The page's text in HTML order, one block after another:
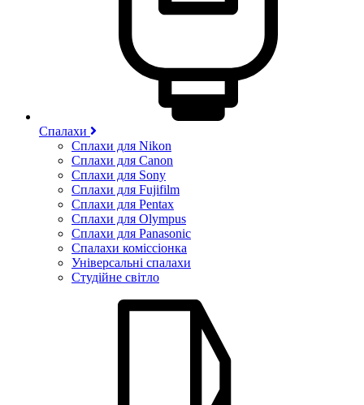
Спалахи
Сплахи для Nikon
Сплахи для Canon
Сплахи для Sony
Сплахи для Fujifilm
Сплахи для Pentax
Сплахи для Olympus
Сплахи для Panasonic
Спалахи коміссіонка
Універсальні спалахи
Студійне світло